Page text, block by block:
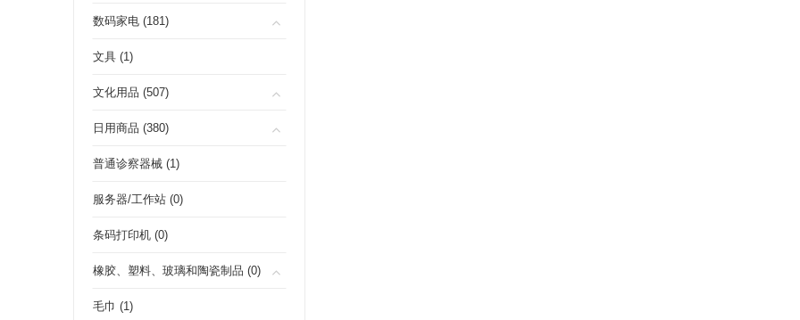
数码家电 (181)
文具 (1)
文化用品 (507)
日用商品 (380)
普通诊察器械 (1)
服务器/工作站 (0)
条码打印机 (0)
橡胶、塑料、玻璃和陶瓷制品 (0)
毛巾 (1)